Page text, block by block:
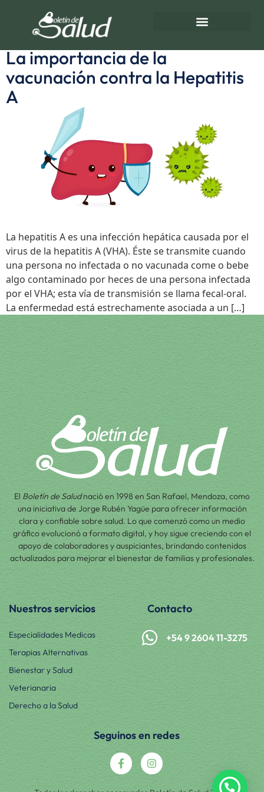
La importancia de la
vacunación contra la Hepatitis
A
La hepatitis A es una infección hepática causada por el
virus de la hepatitis A (VHA). Éste se transmite cuando
una persona no infectada o no vacunada come o bebe
algo contaminado por heces de una persona infectada
por el VHA; esta vía de transmisión se llama fecal-oral.
La enfermedad está estrechamente asociada a un […]
El Boletín de Saludnació en 1998 en San Rafael, Mendoza, como
una iniciativa de Jorge Rubén Yagüe para ofrecer información
clara y confiable sobre salud. Lo que comenzó como un medio
gráfico evolucionó a formato digital, y hoy sigue creciendo con el
apoyo de colaboradores y auspiciantes, brindando contenidos
actualizados para mejorar el bienestar de familias y profesionales.
Nuestros servicios
Especialidades Medicas
Terapias Alternativas
Bienestar y Salud
Veterianaria
Derecho a la Salud
Contacto
+54 9 2604 11-3275
Seguinos en redes